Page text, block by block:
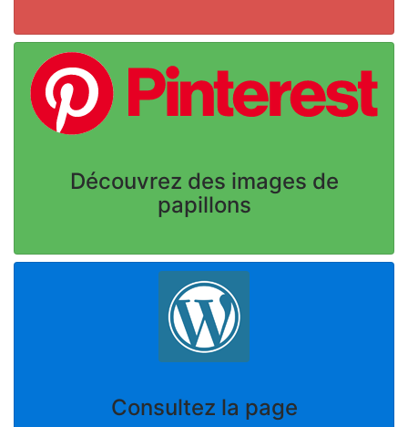
Découvrez des images de
papillons
Consultez la page